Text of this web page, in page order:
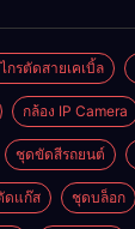
กรตัดสายเคเบิ้ล
กล้อง IP Camera
ชุดขัดสีรถยนต์​
ดแก๊ส ชุดบล็อก